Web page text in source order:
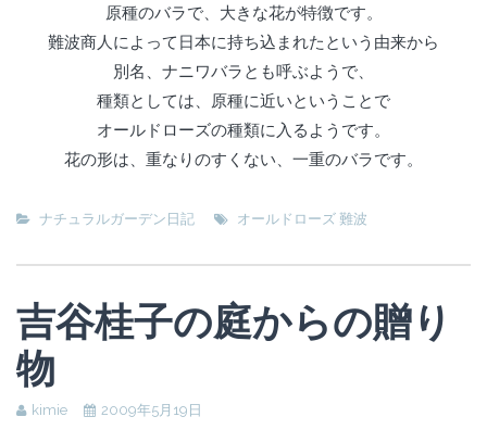
原種のバラで、大きな花が特徴です。
難波商人によって日本に持ち込まれたという由来から
別名、ナニワバラとも呼ぶようで、
種類としては、原種に近いということで
オールドローズの種類に入るようです。
花の形は、重なりのすくない、一重のバラです。
ナチュラルガーデン日記 オールドローズ 難波
吉谷桂子の庭からの贈り
物
kimie 2009年5月19日